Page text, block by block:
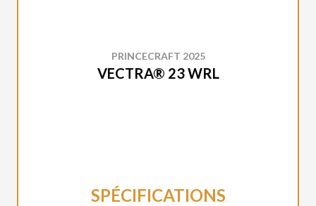
PRINCECRAFT 2025
VECTRA® 23 WRL
SPÉCIFICATIONS